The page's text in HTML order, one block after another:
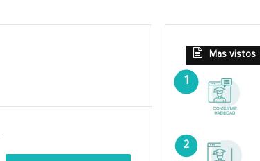
Mas vistos